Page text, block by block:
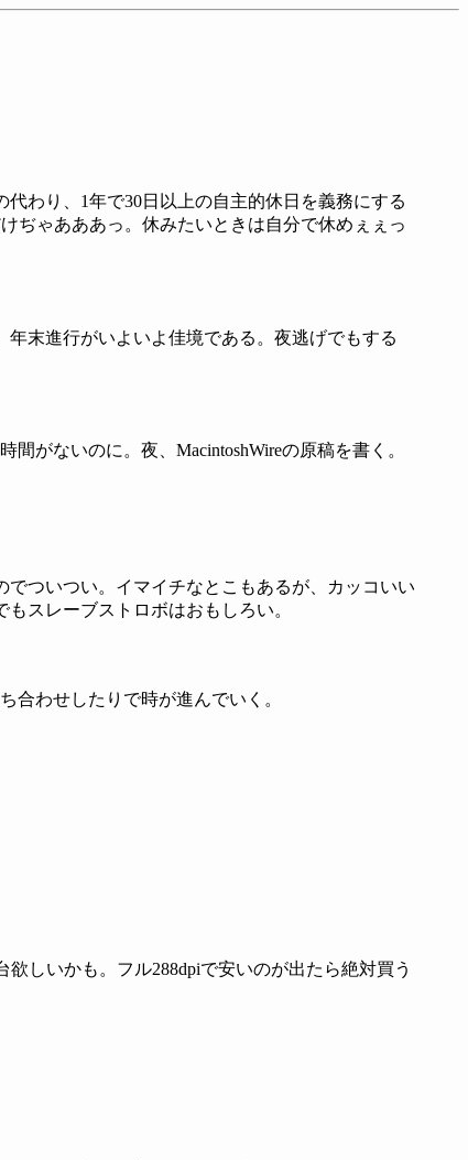
わり、1年で30日以上の自主的休日を義務にする
ぢゃあああっ。休みたいときは自分で休めぇぇっ
末進行がいよいよ佳境である。夜逃げでもする
がないのに。夜、MacintoshWireの原稿を書く。
ついつい。イマイチなとこもあるが、カッコいい
スレーブストロボはおもしろい。
わせしたりで時が進んでいく。
しいかも。フル288dpiで安いのが出たら絶対買う